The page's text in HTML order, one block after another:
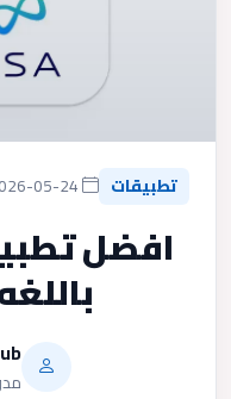
تطبيقات
افضل